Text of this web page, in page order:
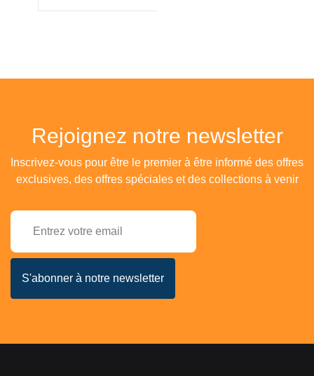
Rejoignez notre newsletter
Inscrivez-vous pour être le premier à être informé des offres
exclusives, des offres spéciales et des collections à venir